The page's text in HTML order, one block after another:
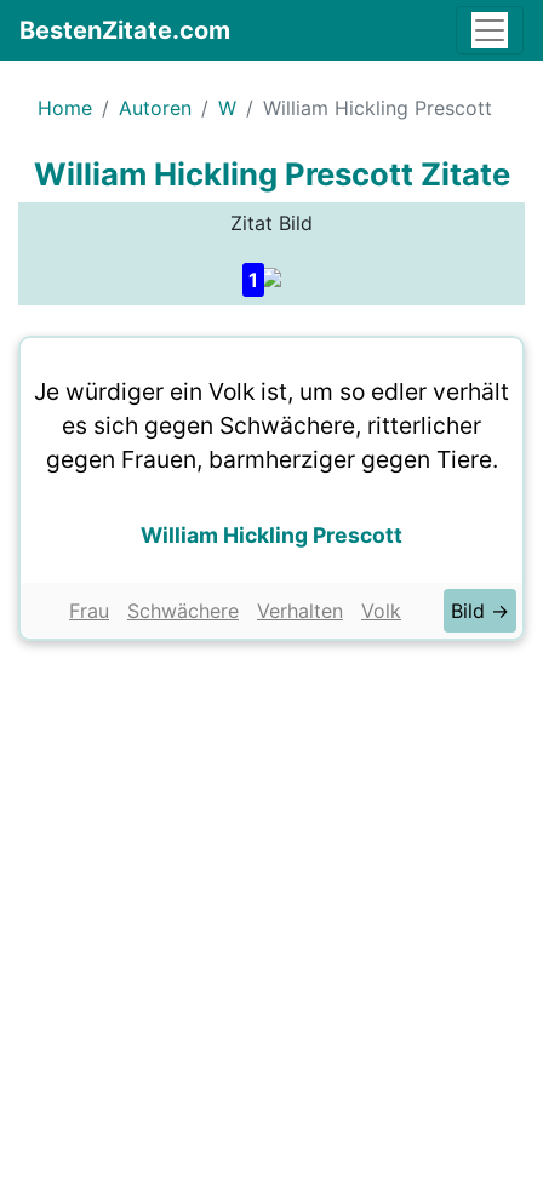
BestenZitate.com
Home Autoren W William Hickling Prescott
William Hickling Prescott Zitate
Zitat Bild
1
Je würdiger ein Volk ist, um so edler verhält
es sich gegen Schwächere, ritterlicher
gegen Frauen, barmherziger gegen Tiere.
William Hickling Prescott
Frau Schwächere Verhalten Volk Bild →